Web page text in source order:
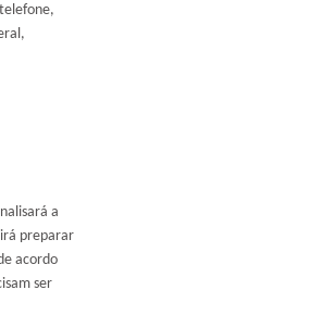
a
irá preparar
acordo
ser